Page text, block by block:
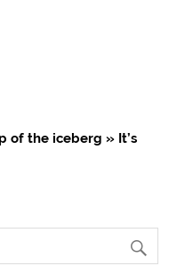
of the iceberg » It’s